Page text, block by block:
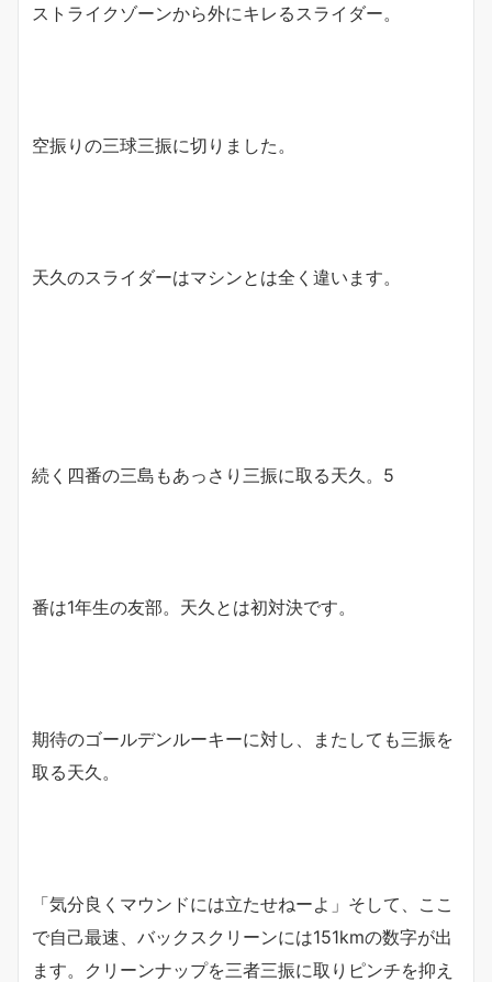
ストライクゾーンから外にキレるスライダー。
空振りの三球三振に切りました。
天久のスライダーはマシンとは全く違います。
続く四番の三島もあっさり三振に取る天久。5
番は1年生の友部。天久とは初対決です。
期待のゴールデンルーキーに対し、またしても三振を
取る天久。
「気分良くマウンドには立たせねーよ」そして、ここ
で自己最速、バックスクリーンには151kmの数字が出
ます。クリーンナップを三者三振に取りピンチを抑え